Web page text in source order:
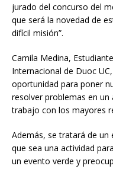
jurado del concurso del
que será la novedad de
difícil misión”.
Camila Medina,
Internacional de Duoc
oportunidad para poner
resolver problemas en un
trabajo con los mayores
Además, se tratará de un
que sea una actividad
un evento verde y